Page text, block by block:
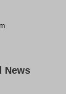
News